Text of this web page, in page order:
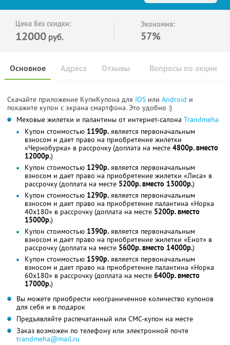
Цена без скидки:
12000 руб.
Экономия:
57%
Основное Отзывы Вопросы по акции
Адреса
Скачайте приложение КупиКупона для IOS или Android и
покажите купон с экрана смартфона. Это удобно :)
Меховые жилетки и палантины от интернет-салона Trandmeha
Купон стоимостью 1190р. является первоначальным
взносом и дает право на приобретение жилетки
«Чернобурка» в рассрочку (доплата на месте 4800р. вместо
12000р.)
Купон стоимостью 1290р. является первоначальным
взносом и дает право на приобретение жилетки «Лиса» в
рассрочку (доплата на месте 5200р. вместо 13000р.)
Купон стоимостью 1290р. является первоначальным
взносом и дает право на приобретение палантина «Норка
40х180» в рассрочку (доплата на месте 5200р. вместо
15000р.)
Купон стоимостью 1390р. является первоначальным
взносом и дает право на приобретение жилетки «Енот» в
рассрочку (доплата на месте 5600р. вместо 14000р.)
Купон стоимостью 1590р. является первоначальным
взносом и дает право на приобретение палантина «Норка
60х180» в рассрочку (доплата на месте 6400р. вместо
17000р.)
Вы можете приобрести неограниченное количество купонов
для себя и в подарок
Предъявляйте распечатанный или СМС-купон на месте
Заказ возможен по телефону или электронной почте
trandmeha@mail.ru